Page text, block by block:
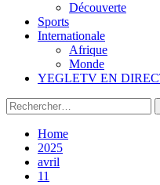
Découverte
Sports
Internationale
Afrique
Monde
YEGLETV EN
Rechercher :
Home
2025
avril
11